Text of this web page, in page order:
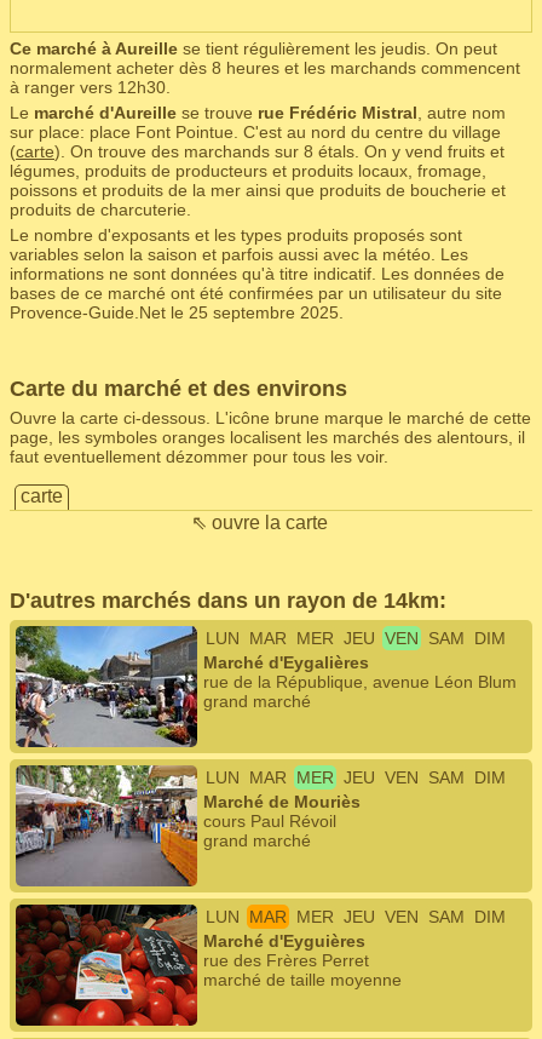
Ce marché à Aureille se tient régulièrement les jeudis. On peut
normalement acheter dès 8 heures et les marchands commencent
à ranger vers 12h30.
Le marché d'Aureille se trouve rue Frédéric Mistral , autre nom
sur place: place Font Pointue. C'est au nord du centre du village
(carte). On trouve des marchands sur 8 étals. On y vend fruits et
légumes, produits de producteurs et produits locaux, fromage,
poissons et produits de la mer ainsi que produits de boucherie et
produits de charcuterie.
Le nombre d'exposants et les types produits proposés sont
variables selon la saison et parfois aussi avec la météo. Les
informations ne sont données qu'à titre indicatif. Les données de
bases de ce marché ont été confirmées par un utilisateur du site
Provence-Guide.Net le 25 septembre 2025.
Carte du marché et des environs
Ouvre la carte ci-dessous. L'icône brune marque le marché de cette
page, les symboles oranges localisent les marchés des alentours, il
faut eventuellement dézommer pour tous les voir.
carte
⇖ ouvre la carte
D'autres marchés dans un rayon de 14km:
LUN MAR MER JEU VEN SAM
DIM
Marché d'Eygalières
rue de la République, avenue Léon Blum
grand marché
LUN MAR MER JEU VEN SAM
DIM
Marché de Mouriès
cours Paul Révoil
grand marché
LUN MAR MER JEU VEN SAM
DIM
Marché d'Eyguières
rue des Frères Perret
marché de taille moyenne